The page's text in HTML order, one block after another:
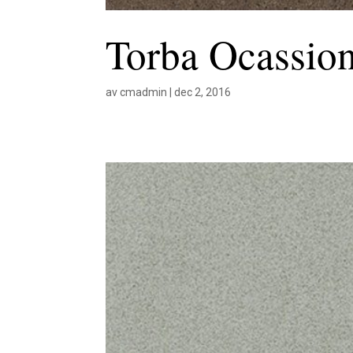
Torba
avcmadmin |dec 2, 2016